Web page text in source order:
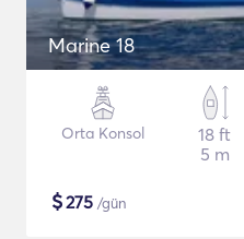
Marine 18
Orta Konsol
18 ft
5 m
$275 /gün